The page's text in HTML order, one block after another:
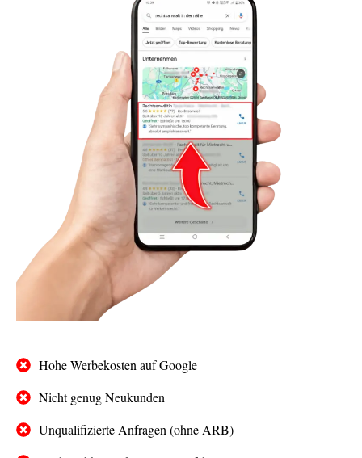
Hohe Werbekosten auf Google
Nicht genug Neukunden
Unqualifizierte Anfragen (ohne ARB)